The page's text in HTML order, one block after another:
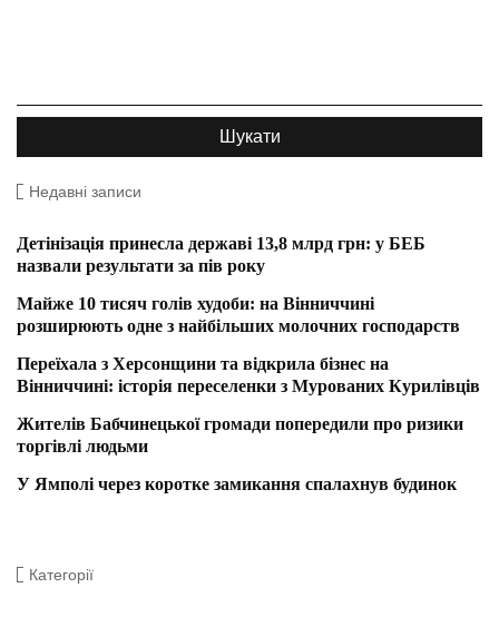
Недавні записи
Детінізація принесла державі 13,8 млрд грн: у БЕБ
назвали результати за пів року
Майже 10 тисяч голів худоби: на Вінниччині
розширюють одне з найбільших молочних господарств
Переїхала з Херсонщини та відкрила бізнес на
Вінниччині: історія переселенки з Мурованих Курилівців
Жителів Бабчинецької громади попередили про ризики
торгівлі людьми
У Ямполі через коротке замикання спалахнув будинок
Категорії